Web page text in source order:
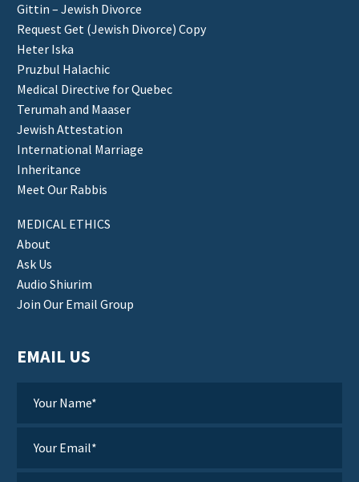
Gittin – Jewish Divorce
Request Get (Jewish Divorce) Copy
Heter Iska
Pruzbul Halachic
Medical Directive for Quebec
Terumah and Maaser
Jewish Attestation
International Marriage
Inheritance
Meet Our Rabbis
MEDICAL ETHICS
About
Ask Us
Audio Shiurim
Join Our Email Group
EMAIL US